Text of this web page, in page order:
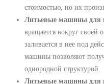
стоимостью, но их
Литьевые машины для
вращается вокруг своей
заливается в нее под
машины позволяют
однородной структурой.
Литьевые машины для